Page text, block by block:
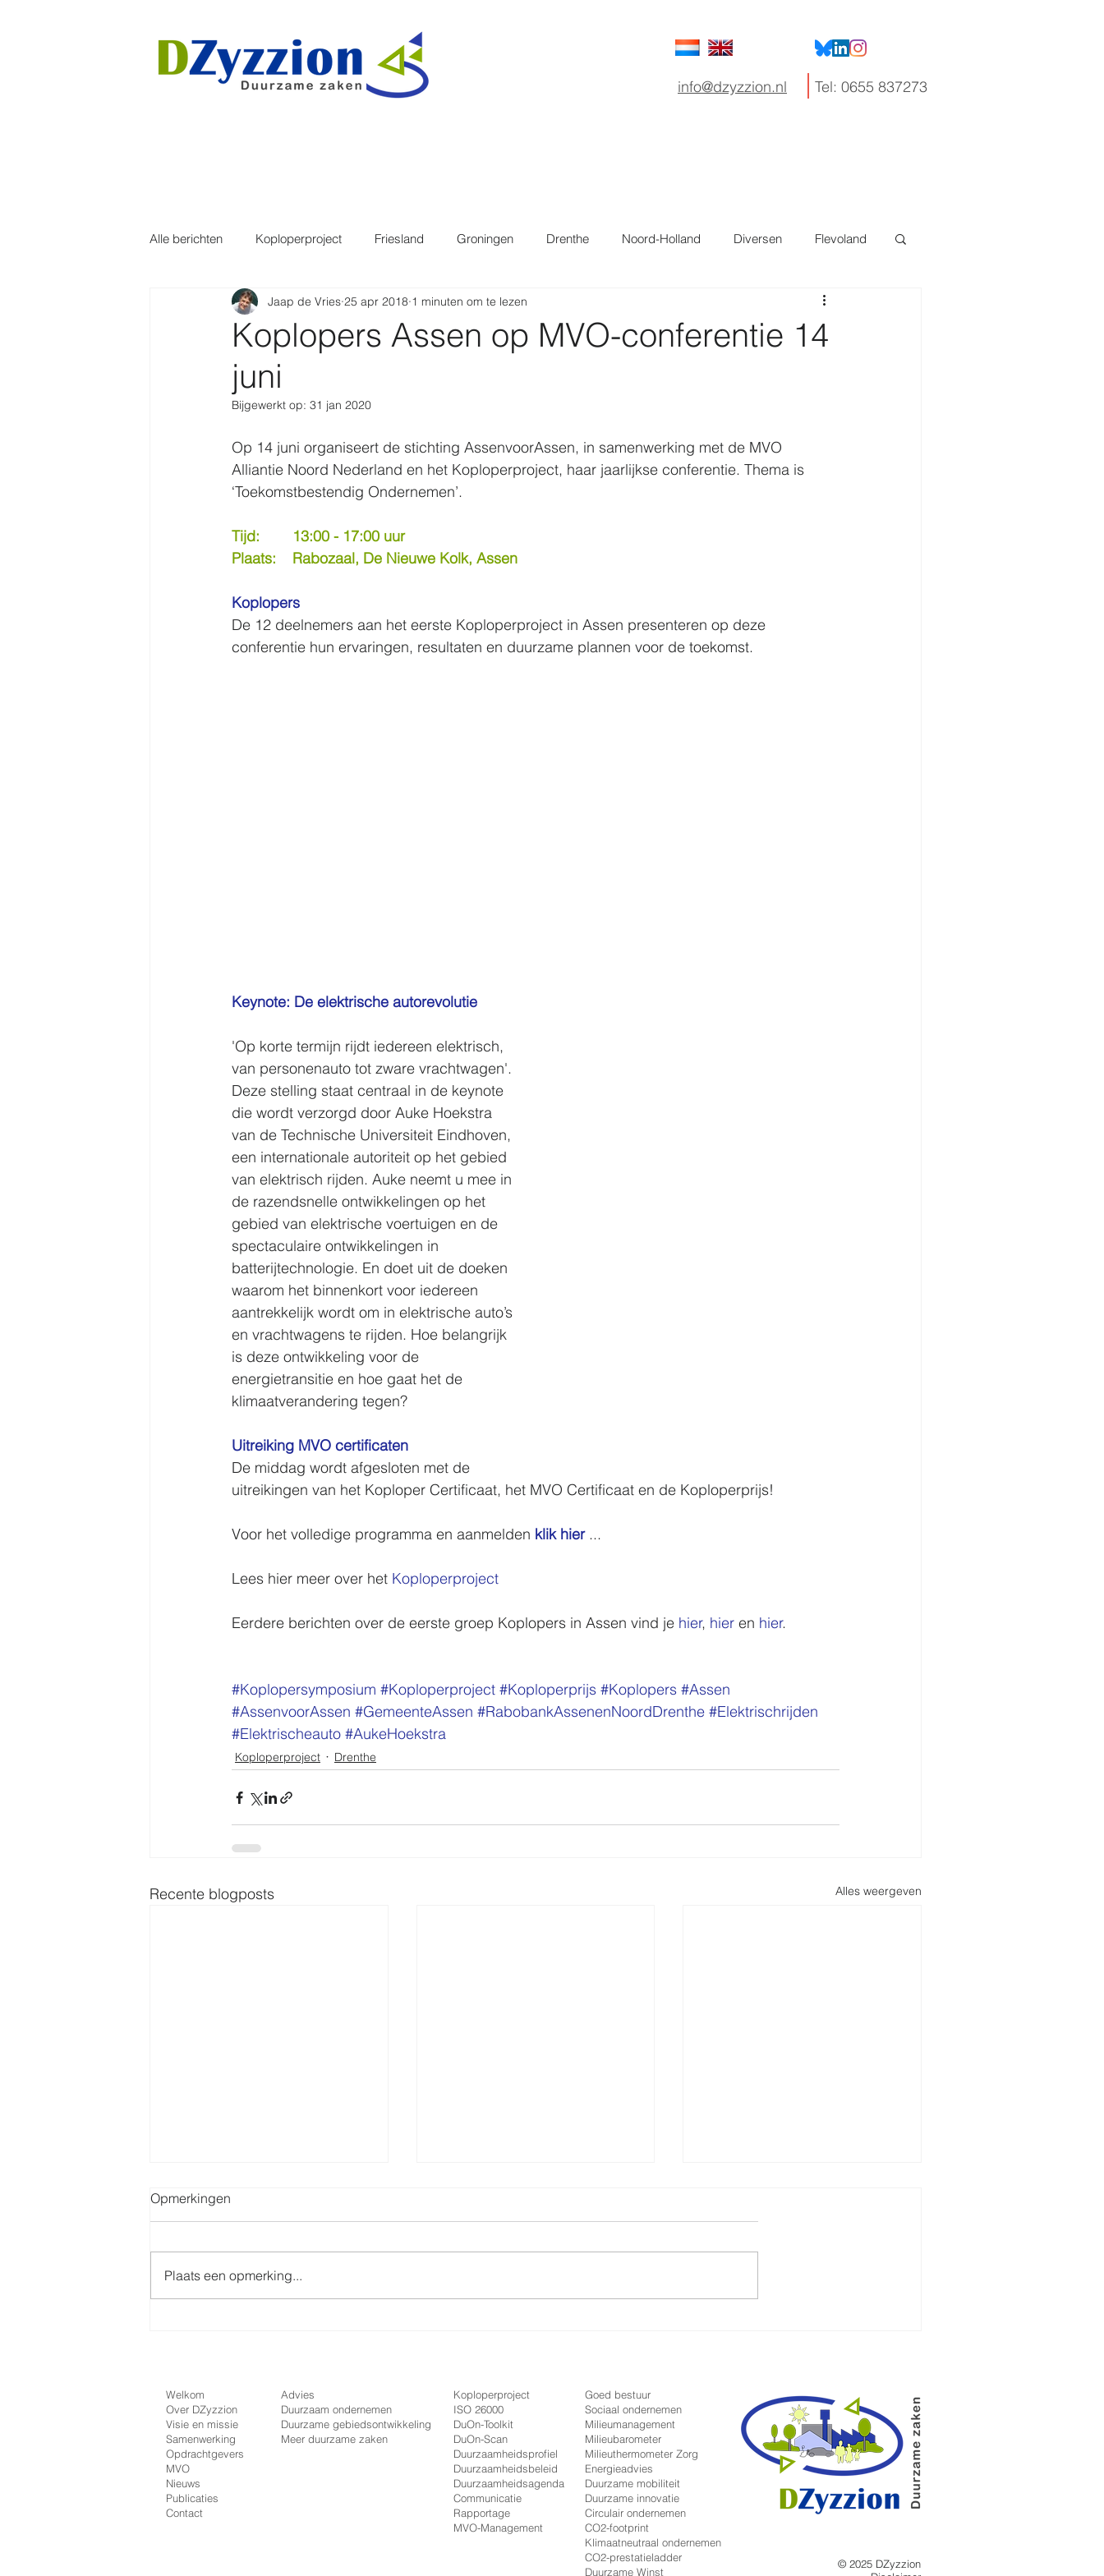
info@dzyzzion.nl Tel: 0655 837273
Alle berichten Koploperproject Friesland Groningen Drenthe Noord-Holland Diversen Flevoland
Noordoostpolder Landelijk Projecten
Koplopers Assen op MVO-conferentie 14
juni
Jaap de Vries 25 apr 2018 1 minuten om te lezen
Bijgewerkt op: 31 jan 2020
Op 14 juni organiseert de stichting AssenvoorAssen, in samenwerking met de MVO
Alliantie Noord Nederland en het Koploperproject, haar jaarlijkse conferentie. Thema is
‘Toekomstbestendig Ondernemen’.
Tijd:        13:00 - 17:00 uur
Plaats:    Rabozaal, De Nieuwe Kolk, Assen
Koplopers
De 12 deelnemers aan het eerste Koploperproject in Assen presenteren op deze
conferentie hun ervaringen, resultaten en duurzame plannen voor de toekomst.
Keynote: De elektrische autorevolutie
'Op korte termijn rijdt iedereen elektrisch,
van personenauto tot zware vrachtwagen'.
Deze stelling staat centraal in de keynote
die wordt verzorgd door Auke Hoekstra
van de Technische Universiteit Eindhoven,
een internationale autoriteit op het gebied
van elektrisch rijden. Auke neemt u mee in
de razendsnelle ontwikkelingen op het
gebied van elektrische voertuigen en de
spectaculaire ontwikkelingen in
batterijtechnologie. En doet uit de doeken
waarom het binnenkort voor iedereen
aantrekkelijk wordt om in elektrische auto’s
en vrachtwagens te rijden. Hoe belangrijk
is deze ontwikkeling voor de
energietransitie en hoe gaat het de
klimaatverandering tegen?
Uitreiking MVO certificaten
De middag wordt afgesloten met de
uitreikingen van het Koploper Certificaat, het MVO Certificaat en de Koploperprijs!
Voor het volledige programma en aanmelden klik hier ...
Lees hier meer over het Koploperproject
Eerdere berichten over de eerste groep Koplopers in Assen vind je hier, hier en hier.
#Koplopersymposium #Koploperproject #Koploperprijs #Koplopers #Assen
#AssenvoorAssen #GemeenteAssen #RabobankAssenenNoordDrenthe #Elektrischrijden
#Elektrischeauto #AukeHoekstra
Koploperproject Drenthe
Recente blogposts Alles weergeven
Opmerkingen
Plaats een opmerking...
© 2025 DZyzzion
Koploperproject
ISO 26000
DuOn-Toolkit
DuOn-Scan
Duurzaamheidsprofiel
Duurzaamheidsbeleid
Duurzaamheidsagenda
Communicatie
Rapportage
MVO-Management
Goed bestuur
Sociaal ondernemen
Milieumanagement
Milieubarometer
Milieuthermometer Zorg
Energieadvies
Duurzame mobiliteit
Duurzame innovatie
Circulair ondernemen
CO2-footprint
Klimaatneutraal ondernemen
CO2-prestatieladder
Duurzame Winst
Advies
Duurzaam ondernemen
Duurzame gebiedsontwikkeling
Meer duurzame zaken
Welkom
Over DZyzzion
Visie en missie
Samenwerking
Opdrachtgevers
MVO
Nieuws
Publicaties
Contact